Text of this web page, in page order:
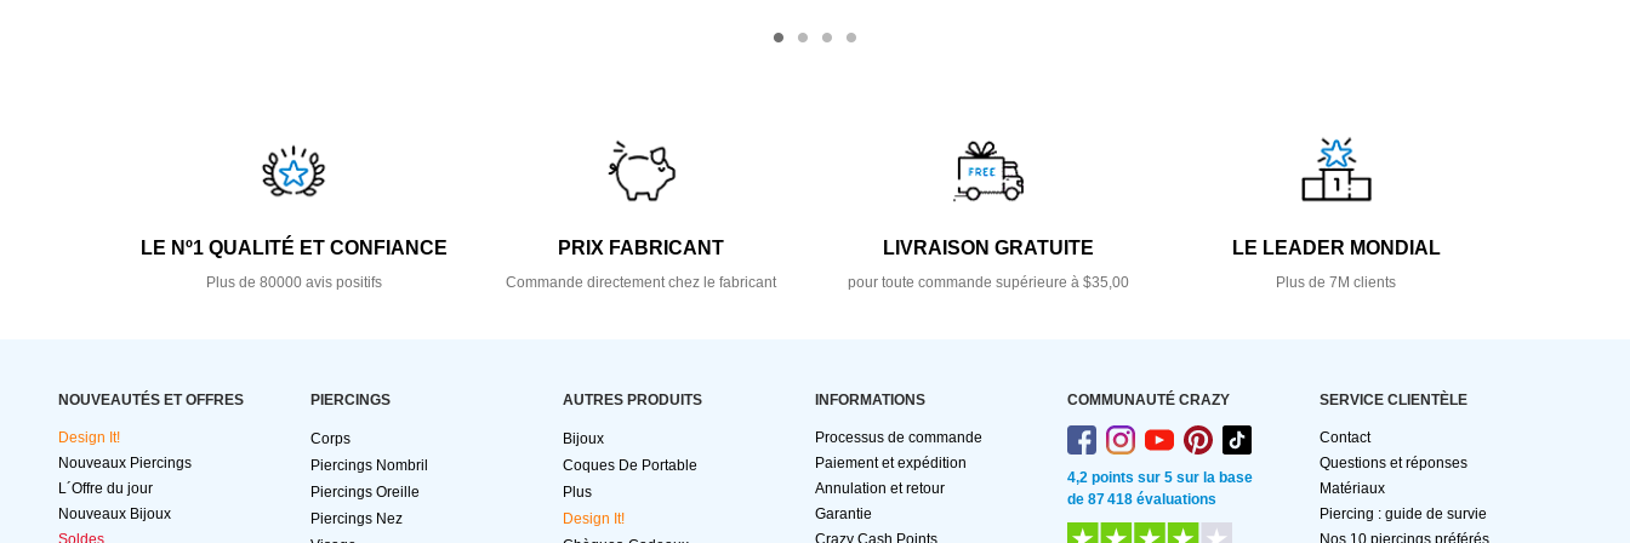
LE Nº1 QUALITÉ ET CONFIANCE
Plus de 80000 avis positifs
PRIX FABRICANT
Commande directement chez le fabricant
LIVRAISON GRATUITE
pour toute commande supérieure à $35,00
LE LEADER MONDIAL
Plus de 7M clients
NOUVEAUTÉS ET OFFRES
Design It!
Nouveaux Piercings
L´Offre du jour
Nouveaux Bijoux
Soldes
PIERCINGS
Corps
Piercings Nombril
Piercings Oreille
Piercings Nez
AUTRES PRODUITS
Bijoux
Coques De Portable
Plus
Design It!
INFORMATIONS
Processus de commande
Paiement et expédition
Annulation et retour
Garantie
Crazy Cash Points
COMMUNAUTÉ CRAZY
4,2 points sur 5 sur la base
de 87 418 évaluations
SERVICE CLIENTÈLE
Contact
Questions et réponses
Matériaux
Piercing : guide de survie
Nos 10 piercings préférés